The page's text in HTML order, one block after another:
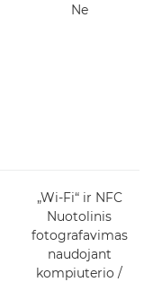
Ne
„Wi-Fi“ ir NFC
Nuotolinis
fotografavimas
naudojant
kompiuterio /